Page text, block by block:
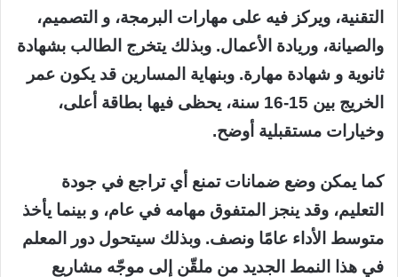
التقنية، ويركز فيه على مهارات البرمجة، و التصميم،
والصيانة، وريادة الأعمال. وبذلك يتخرج الطالب بشهادة
ثانوية و شهادة مهارة. وبنهاية المسارين قد يكون عمر
الخريج بين 15-16 سنة، يحظى فيها بطاقة أعلى،
وخيارات مستقبلية أوضح.
كما يمكن وضع ضمانات تمنع أي تراجع في جودة
التعليم، وقد ينجز المتفوق مهامه في عام، و بينما يأخذ
متوسط الأداء عامًا ونصف. وبذلك سيتحول دور المعلم
في هذا النمط الجديد من ملقّن إلى موجّه مشاريع